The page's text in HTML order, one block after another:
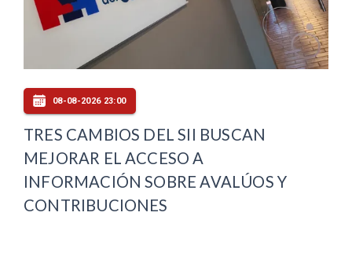
08-08-2026 23:00
TRES CAMBIOS DEL SII BUSCAN
MEJORAR EL ACCESO A
INFORMACIÓN SOBRE AVALÚOS Y
CONTRIBUCIONES